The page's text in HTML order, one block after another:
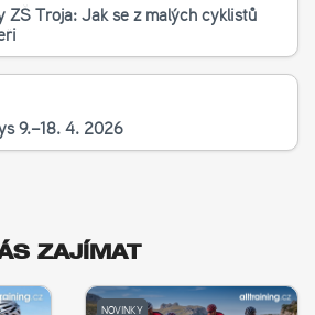
ZŠ Troja: Jak se z malých cyklistů
9.–18. 4. 2026
ZAJÍMAT
NOVINKY